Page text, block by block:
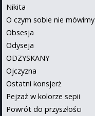
Nikita
O czym sobie nie mówimy
Obsesja
Odyseja
ODZYSKANY
Ojczyzna
Ostatni konsjerż
Pejzaż w kolorze sepii
Powrót do przyszłości